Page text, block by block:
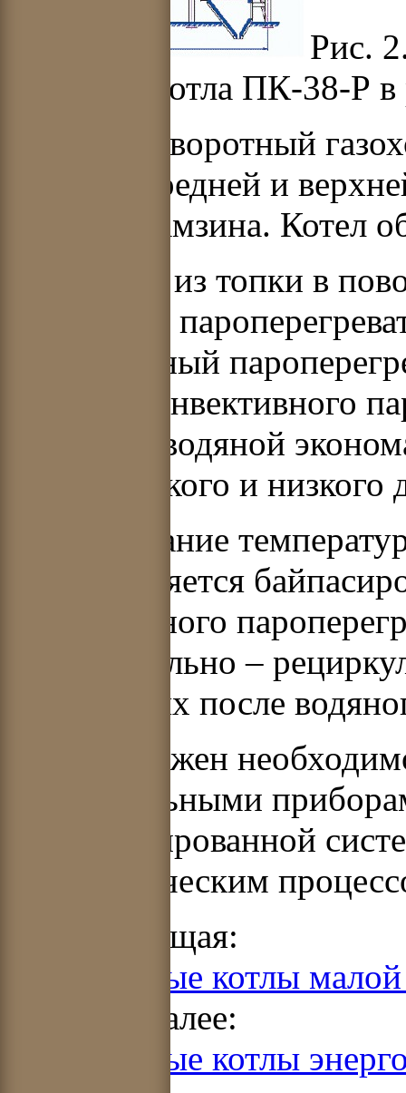
Рис.
парового котла ПК-38-Р в
Топка и поворотный
нижней, средней и
навивку Рамзина. Котел
На выходе из топки в
ширмовый
конвективный
ступени конвективного
давления, водяной
воды высокого и низкого
Регулирование
осуществляется
конвективного
дополнительно –
отбираемых после
Котел снабжен
измерительными
автоматизированной
технологическим
Предыдущая:
2.3. Паровые котлы
Читать далее:
2.5. Паровые котлы